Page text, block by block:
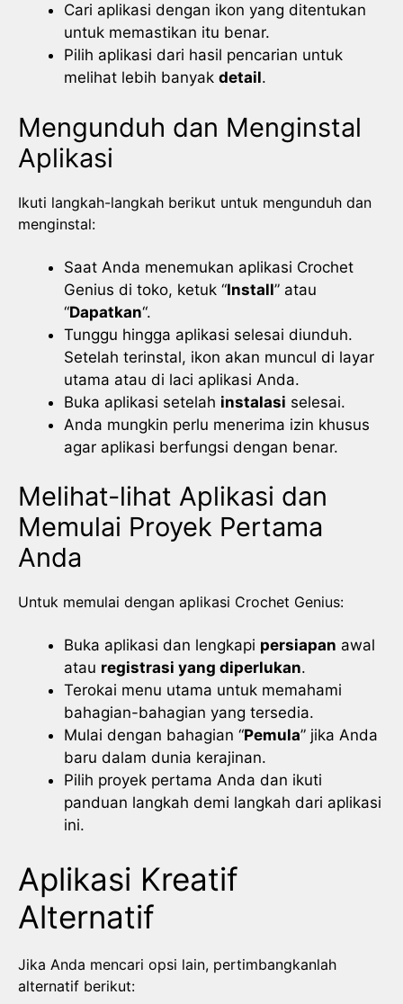
Cari aplikasi dengan ikon yang ditentukan
untuk memastikan itu benar.
Pilih aplikasi dari hasil pencarian untuk
melihat lebih banyak detail.
Mengunduh dan Menginstal
Aplikasi
Ikuti langkah-langkah berikut untuk mengunduh dan
menginstal:
Saat Anda menemukan aplikasi Crochet
Genius di toko, ketuk “Install” atau
“Dapatkan“.
Tunggu hingga aplikasi selesai diunduh.
Setelah terinstal, ikon akan muncul di layar
utama atau di laci aplikasi Anda.
Buka aplikasi setelah instalasi selesai.
Anda mungkin perlu menerima izin khusus
agar aplikasi berfungsi dengan benar.
Melihat-lihat Aplikasi dan
Memulai Proyek Pertama
Anda
Untuk memulai dengan aplikasi Crochet Genius:
Buka aplikasi dan lengkapi persiapan awal
atau registrasi yang diperlukan.
Terokai menu utama untuk memahami
bahagian-bahagian yang tersedia.
Mulai dengan bahagian “Pemula” jika Anda
baru dalam dunia kerajinan.
Pilih proyek pertama Anda dan ikuti
panduan langkah demi langkah dari aplikasi
ini.
Aplikasi Kreatif
Alternatif
Jika Anda mencari opsi lain, pertimbangkanlah
alternatif berikut: